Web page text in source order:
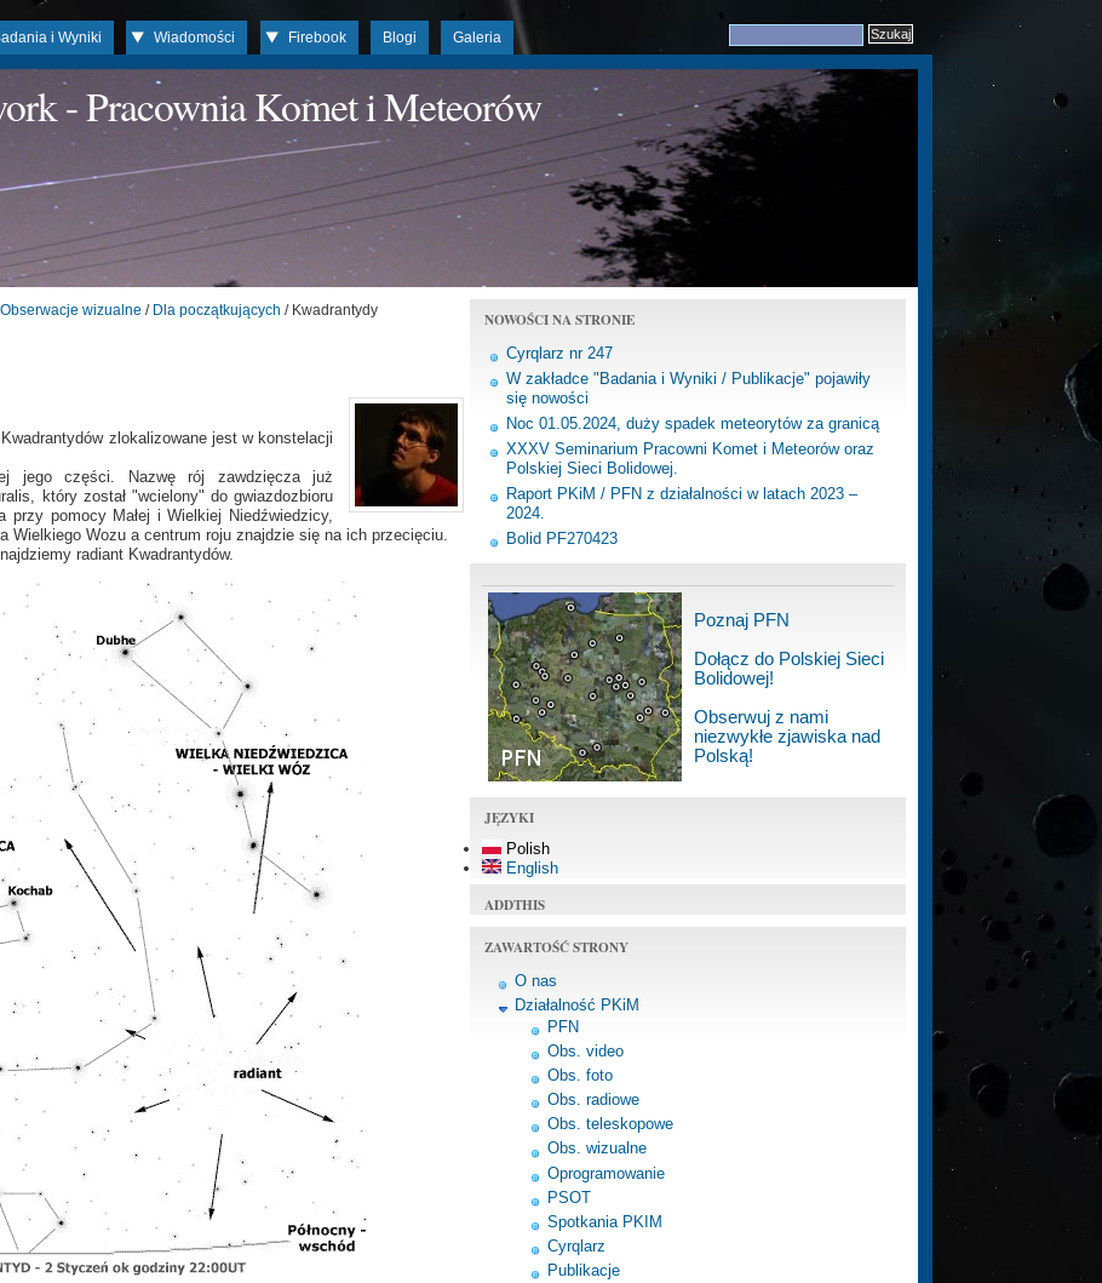
i Wyniki Wiadomości Firebook Blogi Galeria
- Pracownia Komet i Meteorów
Obserwacje wizualne / Dla początkujących / Kwadrantydy
zlokalizowane jest w konstelacji
jego części. Nazwę rój zawdzięcza już
który został "wcielony" do gwiazdozbioru
przy pomocy Małej i Wielkiej Niedźwiedzicy,
Wielkiego Wozu a centrum roju znajdzie się na ich przecięciu.
radiant Kwadrantydów.
NOWOŚCI NA STRONIE
Cyrqlarz nr 247
W zakładce "Badania i Wyniki / Publikacje" pojawiły
się nowości
Noc 01.05.2024, duży spadek meteorytów za granicą
XXXV Seminarium Pracowni Komet i Meteorów oraz
Polskiej Sieci Bolidowej.
Raport PKiM / PFN z działalności w latach 2023 –
2024.
Bolid PF270423
Poznaj PFN
Dołącz do Polskiej Sieci
Bolidowej!
Obserwuj z nami
niezwykłe zjawiska nad
Polską!
JĘZYKI
Polish
English
ADDTHIS
ZAWARTOŚĆ STRONY
O nas
Działalność PKiM
PFN
Obs. video
Obs. foto
Obs. radiowe
Obs. teleskopowe
Obs. wizualne
Oprogramowanie
PSOT
Spotkania PKIM
Cyrqlarz
Publikacje